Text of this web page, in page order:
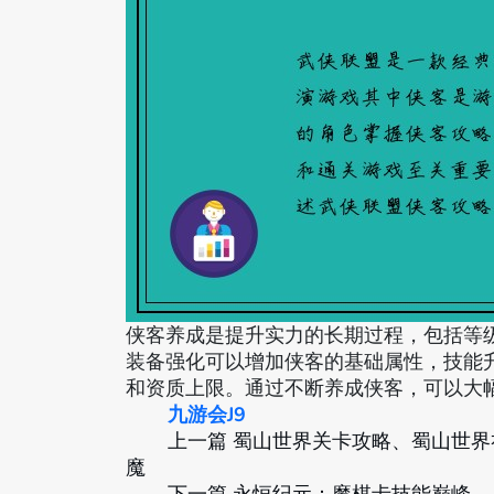
侠客养成是提升实力的长期过程，包括
装备强化可以增加侠客的基础属性，技
和资质上限。通过不断养成侠客，可以
九游会J9
上一篇 蜀山世界关卡攻略、蜀山世
魔